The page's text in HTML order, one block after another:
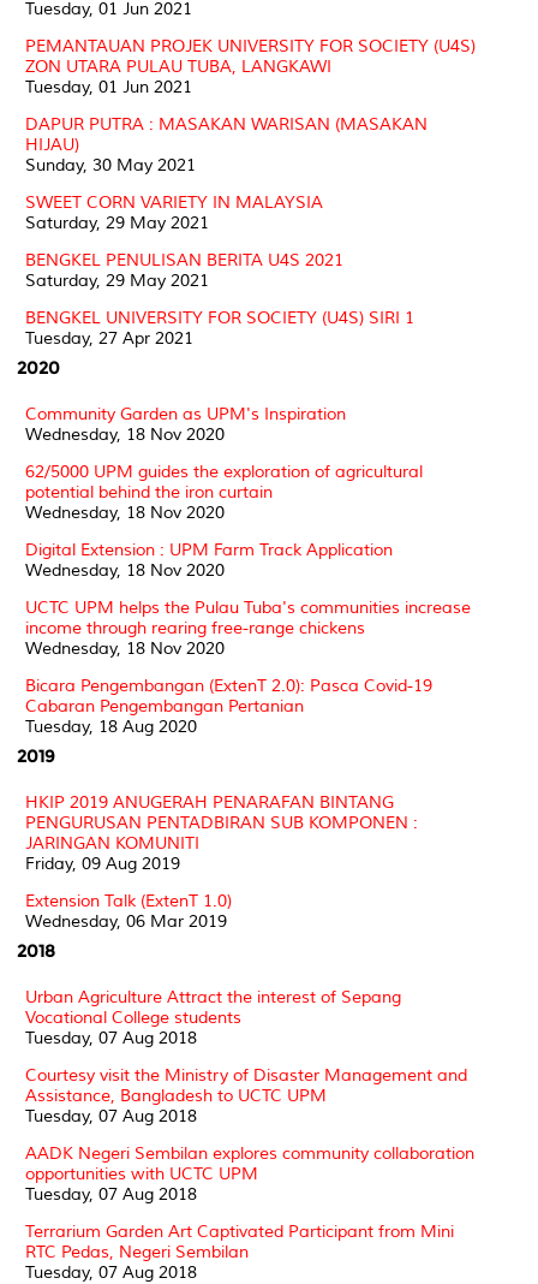
Tuesday, 01 Jun 2021
PEMANTAUAN PROJEK UNIVERSITY FOR SOCIETY (U4S)
ZON UTARA PULAU TUBA, LANGKAWI
Tuesday, 01 Jun 2021
DAPUR PUTRA : MASAKAN WARISAN (MASAKAN
HIJAU)
Sunday, 30 May 2021
SWEET CORN VARIETY IN MALAYSIA
Saturday, 29 May 2021
BENGKEL PENULISAN BERITA U4S 2021
Saturday, 29 May 2021
BENGKEL UNIVERSITY FOR SOCIETY (U4S) SIRI 1
Tuesday, 27 Apr 2021
2020
Community Garden as UPM's Inspiration
Wednesday, 18 Nov 2020
62/5000 UPM guides the exploration of agricultural
potential behind the iron curtain
Wednesday, 18 Nov 2020
Digital Extension : UPM Farm Track Application
Wednesday, 18 Nov 2020
UCTC UPM helps the Pulau Tuba's communities increase
income through rearing free-range chickens
Wednesday, 18 Nov 2020
Bicara Pengembangan (ExtenT 2.0): Pasca Covid-19
Cabaran Pengembangan Pertanian
Tuesday, 18 Aug 2020
2019
HKIP 2019 ANUGERAH PENARAFAN BINTANG
PENGURUSAN PENTADBIRAN SUB KOMPONEN :
JARINGAN KOMUNITI
Friday, 09 Aug 2019
Extension Talk (ExtenT 1.0)
Wednesday, 06 Mar 2019
2018
Urban Agriculture Attract the interest of Sepang
Vocational College students
Tuesday, 07 Aug 2018
Courtesy visit the Ministry of Disaster Management and
Assistance, Bangladesh to UCTC UPM
Tuesday, 07 Aug 2018
AADK Negeri Sembilan explores community collaboration
opportunities with UCTC UPM
Tuesday, 07 Aug 2018
Terrarium Garden Art Captivated Participant from Mini
RTC Pedas, Negeri Sembilan
Tuesday, 07 Aug 2018